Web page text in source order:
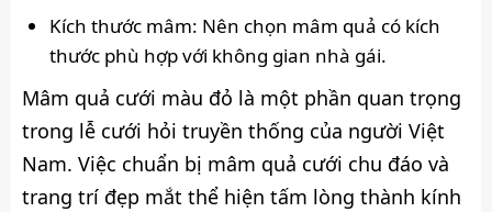
Kích thước mâm: Nên chọn mâm quả có kích
thước phù hợp với không gian nhà gái.
Mâm quả cưới màu đỏ là một phần quan trọng
trong lễ cưới hỏi truyền thống của người Việt
Nam. Việc chuẩn bị mâm quả cưới chu đáo và
trang trí đẹp mắt thể hiện tấm lòng thành kính